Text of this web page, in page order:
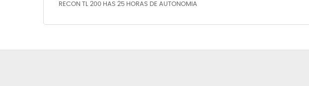
RECON TL 200 HAS 25 HORAS DE AUTONOMIA